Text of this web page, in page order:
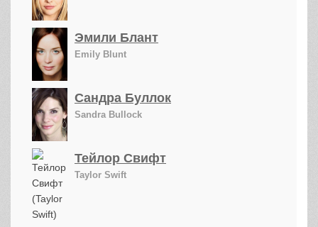
Эмили Блант
Emily Blunt
Сандра Буллок
Sandra Bullock
Тейлор Свифт
Taylor Swift